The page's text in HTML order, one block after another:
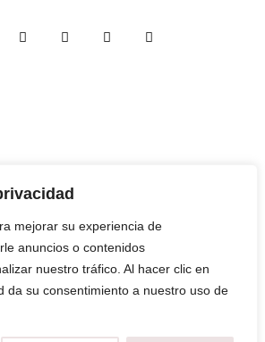
mejorar su experiencia de
anuncios o contenidos
nuestro tráfico. Al hacer clic en
da su consentimiento a nuestro uso de
Edition
Edition
Edition
y Cajas